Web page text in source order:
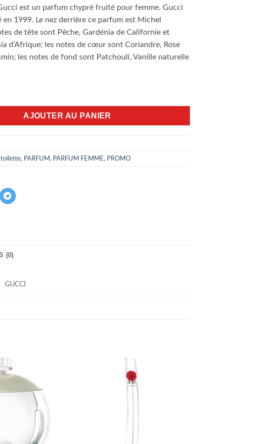
18.800,00 DA.16.800,00 DA.
est un parfum chypré fruité pour femme. Gucci
en 1999. Le nez derrière ce parfum est Michel
de tête sont Pêche, Gardénia de Californie et
d’Afrique; les notes de cœur sont Coriandre, Rose
les notes de fond sont Patchouli, Vanille naturelle
Rush 75ml EDT
AJOUTER AU PANIER
toilette, PARFUM , PARFUM FEMME , PROMO
(0)
GUCCI